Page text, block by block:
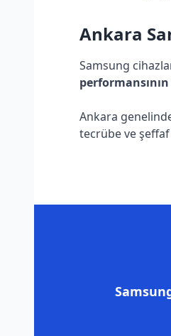
Ankara
Samsung
Ankara
tecrübe ve